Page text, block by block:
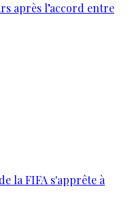
après l’accord entre
la FIFA s'apprête à